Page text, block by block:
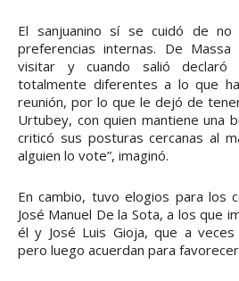
El sanjuanino sí se cuidó de
preferencias internas. De
visitar y cuando salió
totalmente diferentes a lo que
reunión, por lo que le dejó de
Urtubey, con quien mantiene una
criticó sus posturas cercanas al
alguien lo vote”, imaginó.
En cambio, tuvo elogios para los
José Manuel De la Sota, a los que
él y José Luis Gioja, que a veces
pero luego acuerdan para